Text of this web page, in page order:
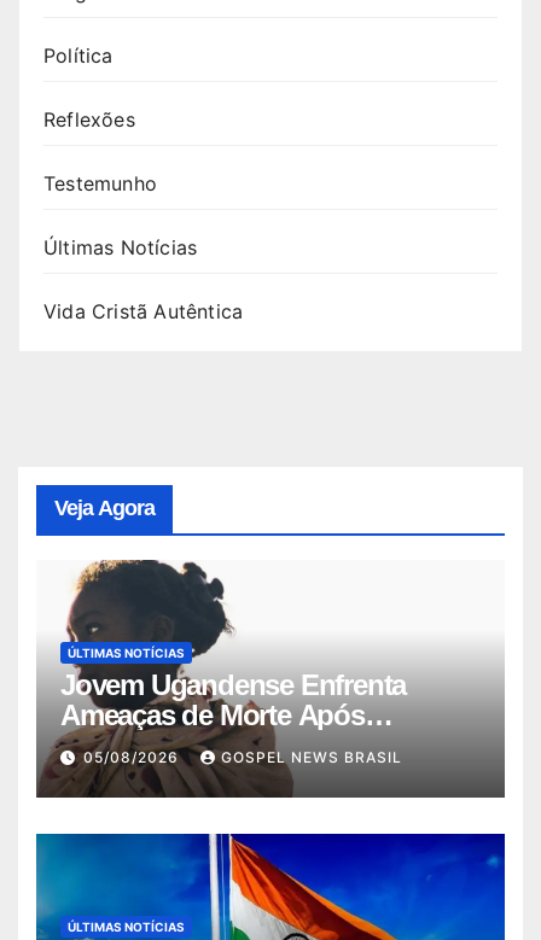
Política
Reflexões
Testemunho
Últimas Notícias
Vida Cristã Autêntica
Veja Agora
ÚLTIMAS NOTÍCIAS
Jovem Ugandense Enfrenta
Ameaças de Morte Após
Converter-se ao Cr…
05/08/2026 GOSPEL NEWS BRASIL
ÚLTIMAS NOTÍCIAS